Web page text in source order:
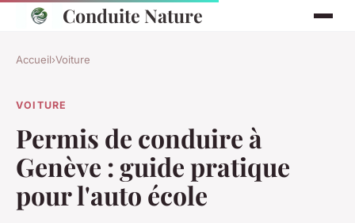
Conduite Nature
Accueil›Voiture
VOITURE
Permis de conduire à
Genève : guide pratique
pour l'auto école